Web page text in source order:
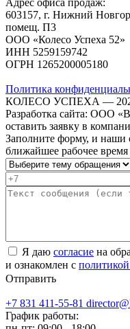
Адрес офиса продаж:
603157, г. Нижний
помещ. П3
ООО «Колесо Успеха 52»
ИНН 5259159742
ОГРН 1265200005180
Политика
КОЛЕСО УСПЕХА ―
Разработка сайта: ООО
оставить заявку в
Заполните форму, и наши
ближайшее рабочее время
Я даю согласие на
и ознакомлен с
Отправить
+7 831 411-55-81
График работы: